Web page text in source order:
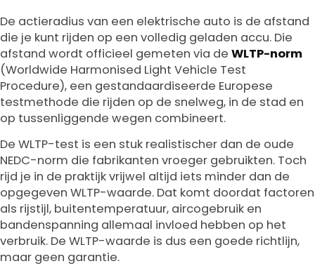
De actieradius van een elektrische auto is de afstand
die je kunt rijden op een volledig geladen accu. Die
afstand wordt officieel gemeten via de WLTP-norm
(Worldwide Harmonised Light Vehicle Test
Procedure), een gestandaardiseerde Europese
testmethode die rijden op de snelweg, in de stad en
op tussenliggende wegen combineert.
De WLTP-test is een stuk realistischer dan de oude
NEDC-norm die fabrikanten vroeger gebruikten. Toch
rijd je in de praktijk vrijwel altijd iets minder dan de
opgegeven WLTP-waarde. Dat komt doordat factoren
als rijstijl, buitentemperatuur, aircogebruik en
bandenspanning allemaal invloed hebben op het
verbruik. De WLTP-waarde is dus een goede richtlijn,
maar geen garantie.